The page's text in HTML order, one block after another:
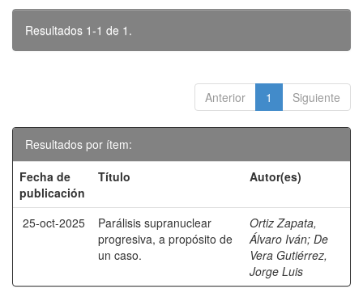
Resultados 1-1 de 1.
Anterior 1 Siguiente
Resultados por ítem:
Fecha de
publicación
Título Autor(es)
25-oct-2025
Parálisis supranuclear
progresiva, a propósito de
un caso.
Ortiz Zapata,
Álvaro Iván; De
Vera Gutiérrez,
Jorge Luis